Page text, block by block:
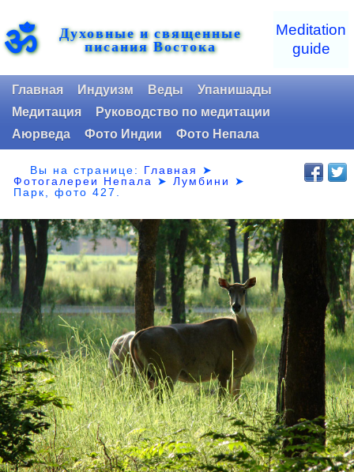
ॐ Духовные и священные
писания Востока
Meditation
guide
Главная Индуизм Веды
Упанишады
Медитация
Руководство по медитации
Аюрведа
Фото Индии Фото Непала
Вы на странице: Главная
➤
Фотогалереи Непала
➤Лумбини
➤
Парк,фото 427.